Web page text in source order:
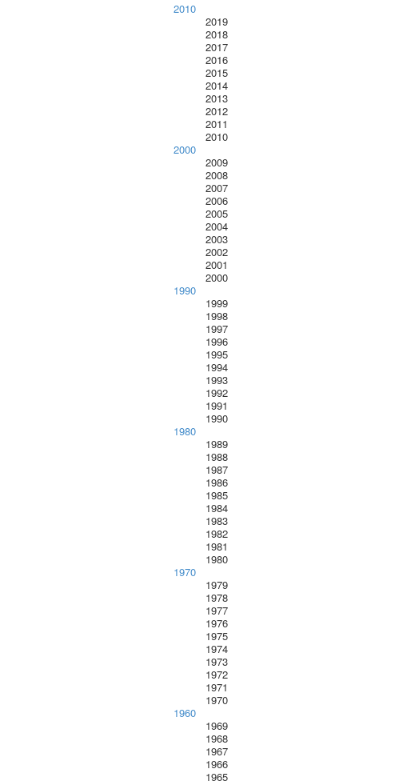
2010
2019
2018
2017
2016
2015
2014
2013
2012
2011
2010
2000
2009
2008
2007
2006
2005
2004
2003
2002
2001
2000
1990
1999
1998
1997
1996
1995
1994
1993
1992
1991
1990
1980
1989
1988
1987
1986
1985
1984
1983
1982
1981
1980
1970
1979
1978
1977
1976
1975
1974
1973
1972
1971
1970
1960
1969
1968
1967
1966
1965